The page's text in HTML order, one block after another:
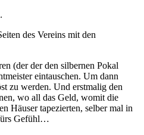
des Vereins mit den
(der der den silbernen Pokal
eintauschen. Um dann
zu werden. Und erstmalig den
wo all das Geld, womit die
Häuser tapezierten, selber mal in
Gefühl…